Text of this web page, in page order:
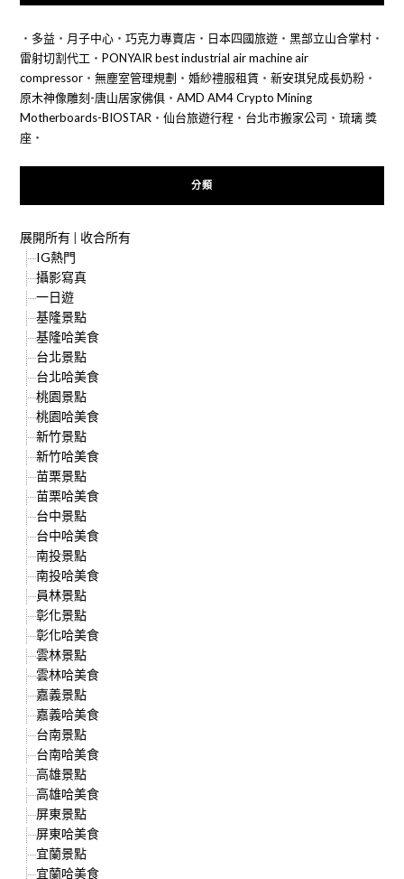
‧ 多益‧ 月子中心‧ 巧克力專賣店‧ 日本四國旅遊‧ 黑部立山合掌村‧
雷射切割代工 ‧ PONYAIR best industrial air machine air
compressor‧ 無塵室管理規劃 ‧ 婚紗禮服租賃‧ 新安琪兒成長奶粉‧
原木神像雕刻-唐山居家佛俱‧ AMD AM4 Crypto Mining
Motherboards-BIOSTAR‧ 仙台旅遊行程 ‧ 台北市搬家公司 ‧ 琉璃 獎
座‧
分類
展開所有| 收合所有
IG熱門
攝影寫真
一日遊
基隆景點
基隆哈美食
台北景點
台北哈美食
桃園景點
桃園哈美食
新竹景點
新竹哈美食
苗栗景點
苗栗哈美食
台中景點
台中哈美食
南投景點
南投哈美食
員林景點
彰化景點
彰化哈美食
雲林景點
雲林哈美食
嘉義景點
嘉義哈美食
台南景點
台南哈美食
高雄景點
高雄哈美食
屏東景點
屏東哈美食
宜蘭景點
宜蘭哈美食